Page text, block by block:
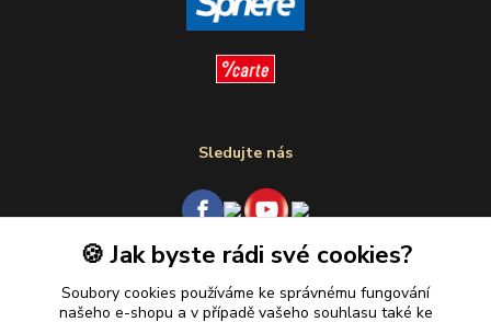
Sledujte nás
Plaťte u nás bezpečně
🍪 Jak byste rádi své cookies?
Soubory cookies používáme ke správnému fungování
našeho e-shopu a v případě vašeho souhlasu také ke